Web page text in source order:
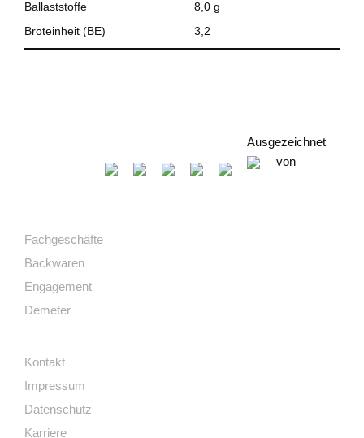
Ballaststoffe
8,0 g
Broteinheit (BE)
3,2
Ausgezeichnet
von
Fachgeschäfte
Backwaren
Engagement
Demeter
Kontakt
Impressum
Datenschutz
Karriere